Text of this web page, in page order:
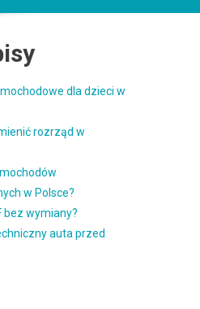
dla dzieci w
rozrząd w
w Polsce?
bez wymiany?
auta przed